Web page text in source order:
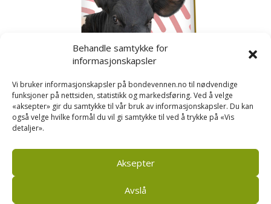
Behandle samtykke for
informasjonskapsler
Vi bruker informasjonskapsler på bondevennen.no til nødvendige
funksjoner på nettsiden, statistikk og markedsføring. Ved å velge
«aksepter» gir du samtykke til vår bruk av informasjonskapsler. Du kan
også velge hvilke formål du vil gi samtykke til ved å trykke på «Vis
detaljer».
Aksepter
Avslå
Kusignal